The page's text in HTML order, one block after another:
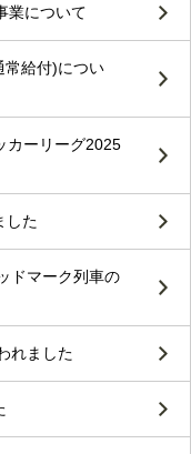
業について
常給付)につい
カーリーグ2025
した
ドマーク列車の
れました